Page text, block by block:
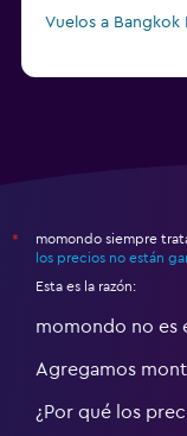
Vuelos a Bangkok
*
momondo siempre
los precios no están
Esta es la razón:
momondo no es
Agregamos
¿Por qué los